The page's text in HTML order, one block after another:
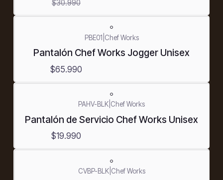
$30.990
PBE01 Chef Works
Pantalón Chef Works Jogger Unisex
$65.990
PAHV-BLK Chef Works
Pantalón de Servicio Chef Works Unisex
$19.990
CVBP-BLK| Chef Works